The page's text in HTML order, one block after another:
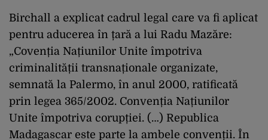
Birchall a explicat cadrul legal care va fi aplicat
pentru aducerea în țară a lui Radu Mazăre:
„Covenția Națiunilor Unite împotriva
criminalității transnaționale organizate,
semnată la Palermo, în anul 2000, ratificată
prin legea 365/2002. Convenția Națiunilor
Unite împotriva corupției. (…) Republica
Madagascar este parte la ambele convenții. În